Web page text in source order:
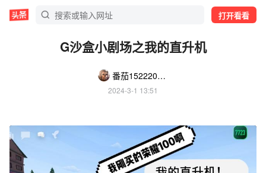
打开看看
G沙盒小剧场之我的直升机
番茄1522200402474013
2024-3-1 13:51